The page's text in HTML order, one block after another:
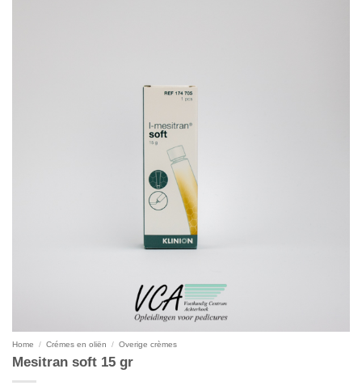
Home / Crémes en oliën / Overige crèmes
Mesitran soft 15 gr